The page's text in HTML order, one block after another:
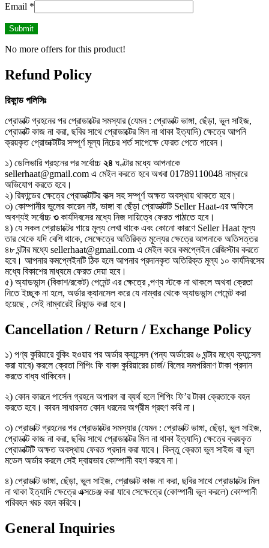
Email *
No more offers for this product!
Refund Policy
রিফান্ড পলিসিঃ
প্রোডাক্ট গ্রহনের পর প্রোডাক্টের সমস্যার (যেমন : প্রোডাক্ট ভাঙ্গা, ছেঁড়া, ভুল সাইজ,
প্রোডাক্ট কাজ না করা, ছবির সাথে প্রোডাক্টের মিল না থাকা ইত্যাদি) ক্ষেত্রে আপনি
ক্রয়কৃত প্রোডাক্টটির সম্পূর্ণ মূল্য নিচের শর্ত সাপেক্ষে ফেরত পেতে পারেন।
১) ডেলিভারি গ্রহনের পর সর্বোচ্চ ২৪ ঘণ্টার মধ্যে আপনাকে
sellerhaat@gmail.com এ মেইল করতে হবে অখবা 01789110048 নাম্বারে
অভিযোগ করতে হবে।
২) রিফান্ডের ক্ষেত্রে প্রোডাক্টটির বাক্স সহ সম্পূর্ণ অক্ষত অবস্থায় থাকতে হবে।
৩) কোম্পানীর ভুলের কারেন নষ্ট, ভাঙ্গা বা ছেঁড়া প্রোডাক্টটি Seller Haat-এর অফিসে
অবশ্যই সর্বোচ্চ ৩কার্যদিবসের মধ্যে নিজ দায়িত্বে ফেরত পাঠাতে হবে।
৪) যে সকল প্রোডাক্টের গায়ে মূল্য লেখা থাকে এবং কোনো কারণে Seller Haat মূল্য
তার থেকে যদি বেশি থাকে, সেক্ষেত্রে অতিরিক্ত মূল্যের ক্ষেত্রে আপনাকে অতিসত্তর
৪৮ ঘন্টার মধ্যে sellerhaat@gmail.com এ মেইল করে কমপ্লেইন রেজিস্টার করতে
হবে। আপনার কমপ্লেইনটি ঠিক হলে আপনার প্রদানকৃত অতিরিক্ত মূল্য ১০ কার্যদিবসের
মধ্যে বিকাশের মাধ্যমে ফেরত দেয়া হবে।
৫) অ্যাডভান্স (বিকাশ/রকেট) পেমেন্ট এর ক্ষেত্রে ,পণ্য স্টকে না থাকলে অথবা ক্রেতা
নিতে ইচ্ছুক না হলে, অর্ডার ক্যানসেল করে যে নাম্বার থেকে অ্যাডভান্স পেমেন্ট করা
হয়েছে , সেই নাম্বারেই রিফান্ড করা হবে।
Cancellation / Return / Exchange Policy
১) পণ্য কুরিয়ারে বুকিং হওয়ার পর অর্ডার ক্যান্সেল (পন্য অর্ডারের ৬ ঘন্টার মধ্যে ক্যান্সেল
করা যাবে) করলে ক্রেতা শিপিং ফি বাবদ কুরিয়ারের চার্জ/ বিলের সমপরিমাণ টাকা প্রদান
করতে বাধ্য থাকিবেন।
২) কোন কারনে পার্সেল গ্রহনে অপারগ বা ব্যর্থ হলে শিপিং ফি’র টাকা ক্রেতাকে বহন
করতে হবে। কারন সাধারনত কোন ধরনের অগ্রীম গ্রহণ করি না।
৩) প্রোডাক্ট গ্রহনের পর প্রোডাক্টের সমস্যার (যেমন : প্রোডাক্ট ভাঙ্গা, ছেঁড়া, ভুল সাইজ,
প্রোডাক্ট কাজ না করা, ছবির সাথে প্রোডাক্টের মিল না থাকা ইত্যাদি) ক্ষেত্রে ক্রয়কৃত
প্রোডাক্টটি অক্ষত অবস্থায় ফেরত প্রদান করা যাবে। কিন্তু ক্রেতা ভুল সাইজ বা ভুল
মডেল অর্ডার করলে সেই দ্বায়ভার কোম্পানী বহণ করবে না।
৪) প্রোডাক্ট ভাঙ্গা, ছেঁড়া, ভুল সাইজ, প্রোডাক্ট কাজ না করা, ছবির সাথে প্রোডাক্টের মিল
না থাকা ইত্যাদি ক্ষেত্রে এক্সচেঞ্জ করা যাবে সেক্ষেত্রে (কোম্পানী ভুল করলে) কোম্পানী
পরিবহন খরচ বহন করিবে।
General Inquiries